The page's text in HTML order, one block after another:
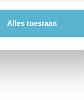
Alles toestaan